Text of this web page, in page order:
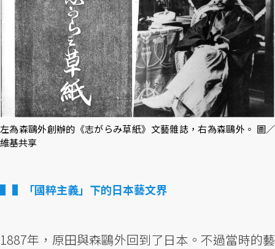
左為森鷗外創辦的《志がらみ草紙》文藝雜誌，右為森鷗外。 圖／
維基共享
▌「國粹主義」下的日本藝文界
1887年，原田與森鷗外回到了日本。不過當時的藝